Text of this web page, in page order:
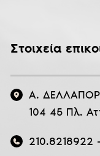
Στοιχεία
Α.
104 45 Πλ.
210.8218922 -